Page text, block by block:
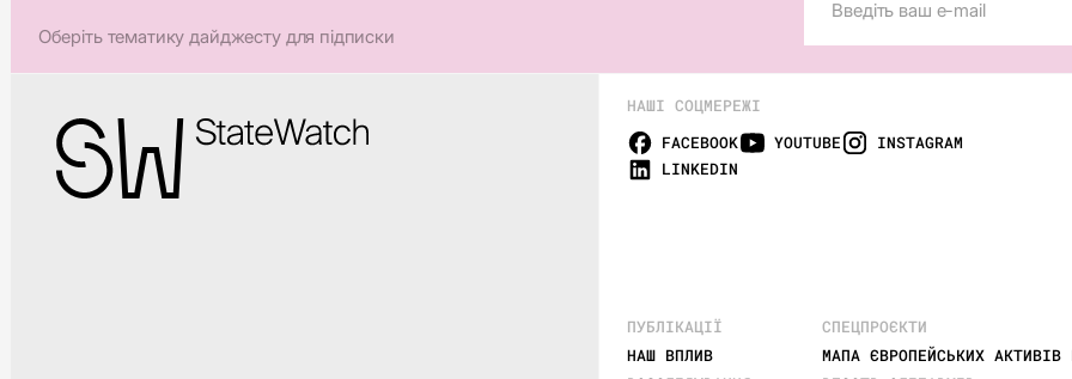
Оберіть тематику дайджесту для підписки
НАШІ СОЦМЕРЕЖІ
FACEBOOK
YOUTUBE
INSTAGRAM
LINKEDIN
ПУБЛІКАЦІЇ
НАШ ВПЛИВ
СПЕЦПРОЄКТИ
МАПА ЄВРОПЕЙСЬКИХ АКТИВІВ